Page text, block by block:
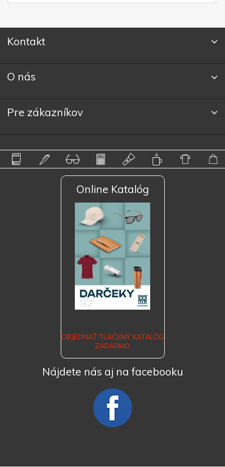
Kontakt
O nás
Pre zákazníkov
Online Katalóg
OBJEDNAŤ TLAČENÝ KATALÓG
ZADARMO
Nájdete nás aj na facebooku